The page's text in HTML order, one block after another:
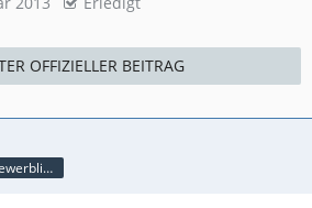
OFFIZIELLER BEITRAG
Mitglieder mit gewerblicher Verbindung, auch als Mitarbeiter/in